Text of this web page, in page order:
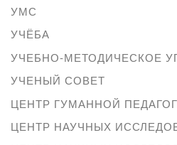
УМС
УЧЁБА
УЧЕБНО-МЕТОДИЧЕСКОЕ
УЧЕНЫЙ СОВЕТ
ЦЕНТР ГУМАННОЙ
ЦЕНТР НАУЧНЫХ